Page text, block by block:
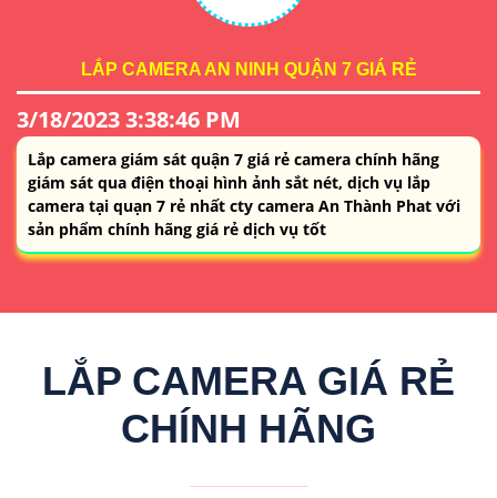
LẮP CAMERA AN NINH QUẬN 7 GIÁ RẺ
3/18/2023 3:38:46 PM
Lắp camera giám sát quận 7 giá rẻ camera chính hãng
giám sát qua điện thoại hình ảnh sắt nét, dịch vụ lắp
camera tại quạn 7 rẻ nhất cty camera An Thành Phat với
sản phẩm chính hãng giá rẻ dịch vụ tốt
LẮP CAMERA GIÁ RẺ
CHÍNH HÃNG